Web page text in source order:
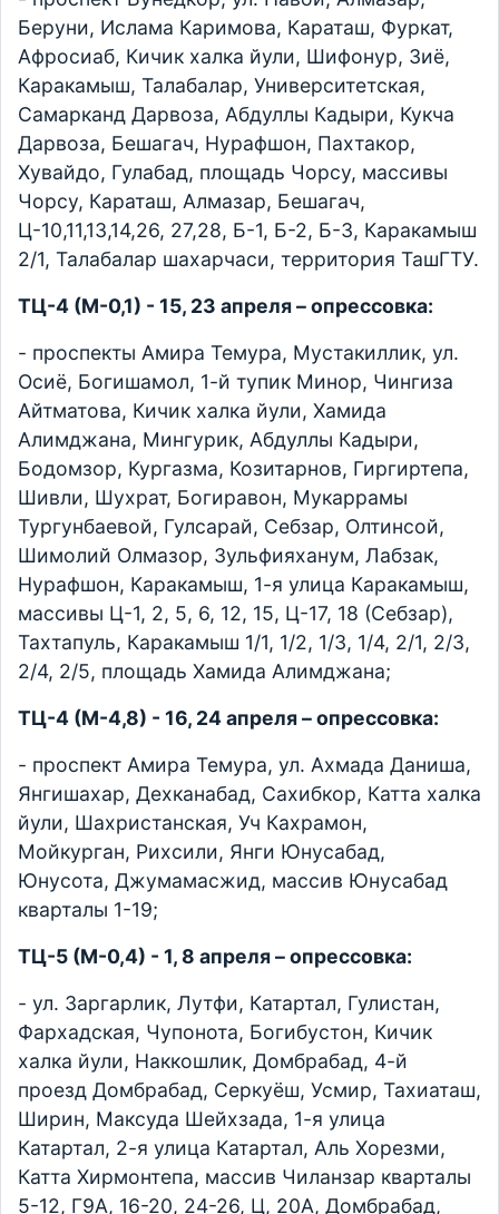
Беруни, Ислама Каримова, Караташ, Фуркат,
Афросиаб, Кичик халка йули, Шифонур, Зиё,
Каракамыш, Талабалар, Университетская,
Самарканд Дарвоза, Абдуллы Кадыри, Кукча
Дарвоза, Бешагач, Нурафшон, Пахтакор,
Хувайдо, Гулабад, площадь Чорсу, массивы
Чорсу, Караташ, Алмазар, Бешагач,
Ц-10,11,13,14,26, 27,28, Б-1, Б-2, Б-3, Каракамыш
2/1, Талабалар шахарчаси, территория ТашГТУ.
ТЦ-4 (М-0,1) - 15, 23 апреля – опрессовка:
- проспекты Амира Темура, Мустакиллик, ул.
Осиё, Богишамол, 1-й тупик Минор, Чингиза
Айтматова, Кичик халка йули, Хамида
Алимджана, Мингурик, Абдуллы Кадыри,
Бодомзор, Кургазма, Козитарнов, Гиргиртепа,
Шивли, Шухрат, Богиравон, Мукаррамы
Тургунбаевой, Гулсарай, Себзар, Олтинсой,
Шимолий Олмазор, Зульфияханум, Лабзак,
Нурафшон, Каракамыш, 1-я улица Каракамыш,
массивы Ц-1, 2, 5, 6, 12, 15, Ц-17, 18 (Себзар),
Тахтапуль, Каракамыш 1/1, 1/2, 1/3, 1/4, 2/1, 2/3,
2/4, 2/5, площадь Хамида Алимджана;
ТЦ-4 (М-4,8) - 16, 24 апреля – опрессовка:
- проспект Амира Темура, ул. Ахмада Даниша,
Янгишахар, Дехканабад, Сахибкор, Катта халка
йули, Шахристанская, Уч Кахрамон,
Мойкурган, Рихсили, Янги Юнусабад,
Юнусота, Джумамасжид, массив Юнусабад
кварталы 1-19;
ТЦ-5 (М-0,4) - 1, 8 апреля – опрессовка:
- ул. Заргарлик, Лутфи, Катартал, Гулистан,
Фархадская, Чупонота, Богибустон, Кичик
халка йули, Наккошлик, Домбрабад, 4-й
проезд Домбрабад, Серкуёш, Усмир, Тахиаташ,
Ширин, Максуда Шейхзада, 1-я улица
Катартал, 2-я улица Катартал, Аль Хорезми,
Катта Хирмонтепа, массив Чиланзар кварталы
5-12, Г9А, 16-20, 24-26, Ц, 20А, Домбрабад,